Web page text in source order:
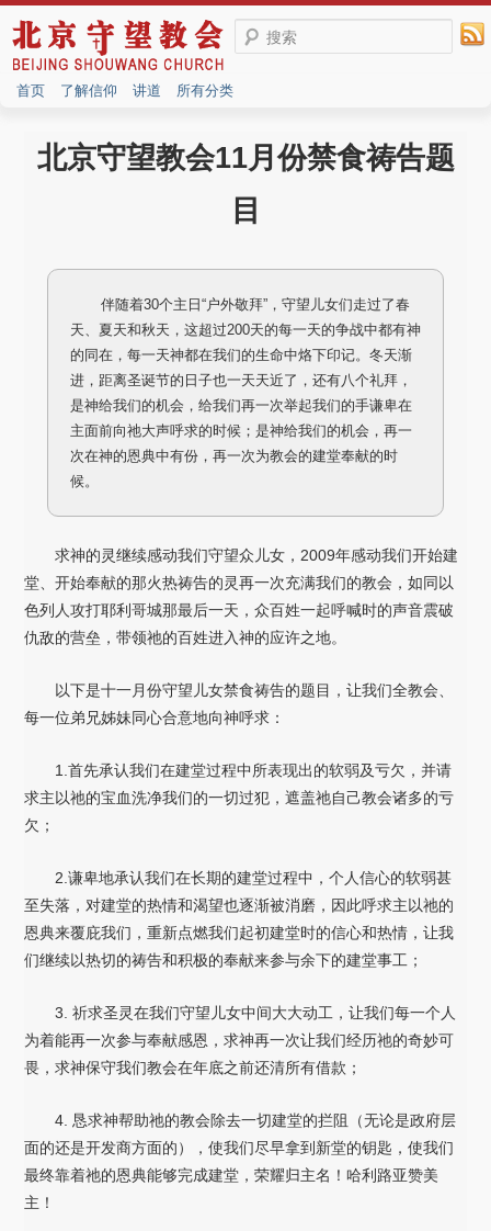
搜索
首页 了解信仰 讲道 所有分类
北京守望教会11月份禁食祷告题
目
伴随着30个主日“户外敬拜”，守望儿女们走过了春
天、夏天和秋天，这超过200天的每一天的争战中都有神
的同在，每一天神都在我们的生命中烙下印记。冬天渐
进，距离圣诞节的日子也一天天近了，还有八个礼拜，
是神给我们的机会，给我们再一次举起我们的手谦卑在
主面前向祂大声呼求的时候；是神给我们的机会，再一
次在神的恩典中有份，再一次为教会的建堂奉献的时
候。
求神的灵继续感动我们守望众儿女，2009年感动我们开始建
堂、开始奉献的那火热祷告的灵再一次充满我们的教会，如同以
色列人攻打耶利哥城那最后一天，众百姓一起呼喊时的声音震破
仇敌的营垒，带领祂的百姓进入神的应许之地。
以下是十一月份守望儿女禁食祷告的题目，让我们全教会、
每一位弟兄姊妹同心合意地向神呼求：
1.首先承认我们在建堂过程中所表现出的软弱及亏欠，并请
求主以祂的宝血洗净我们的一切过犯，遮盖祂自己教会诸多的亏
欠；
2.谦卑地承认我们在长期的建堂过程中，个人信心的软弱甚
至失落，对建堂的热情和渴望也逐渐被消磨，因此呼求主以祂的
恩典来覆庇我们，重新点燃我们起初建堂时的信心和热情，让我
们继续以热切的祷告和积极的奉献来参与余下的建堂事工；
3. 祈求圣灵在我们守望儿女中间大大动工，让我们每一个人
为着能再一次参与奉献感恩，求神再一次让我们经历祂的奇妙可
畏，求神保守我们教会在年底之前还清所有借款；
4. 恳求神帮助祂的教会除去一切建堂的拦阻（无论是政府层
面的还是开发商方面的），使我们尽早拿到新堂的钥匙，使我们
最终靠着祂的恩典能够完成建堂，荣耀归主名！哈利路亚赞美
主！